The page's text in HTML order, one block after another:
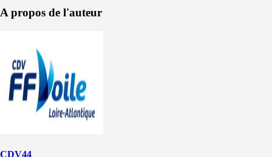
dans
une
A propos de l'auteur
CDV44